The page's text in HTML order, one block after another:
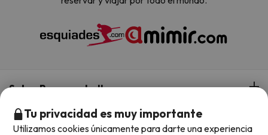
Sobre Buscounchollo.com
¿Quiénes somos?
Top destinos
Tu privacidad es muy importante
Utilizamos cookies únicamente para darte una experiencia